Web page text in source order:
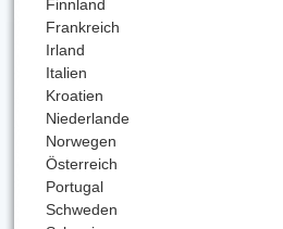
Finnland
Frankreich
Irland
Italien
Kroatien
Niederlande
Norwegen
Österreich
Portugal
Schweden